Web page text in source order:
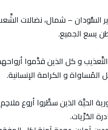
السُّودان – شمال، نضالات
يسع الجميع.
و كل الذين قدَّموا
و الكرامة الإنسانية.
و كل القوى الثَّورية الحيَّة الذين سطَّروا
الحُرِّيات.